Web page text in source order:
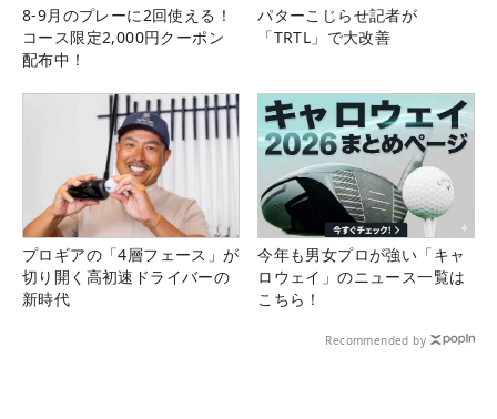
8-9月のプレーに2回使える！
コース限定2,000円クーポン
配布中！
パターこじらせ記者が
「TRTL」で大改善
プロギアの「4層フェース」が
切り開く高初速ドライバーの
新時代
今年も男女プロが強い「キャ
ロウェイ」のニュース一覧は
こちら！
Recommended by